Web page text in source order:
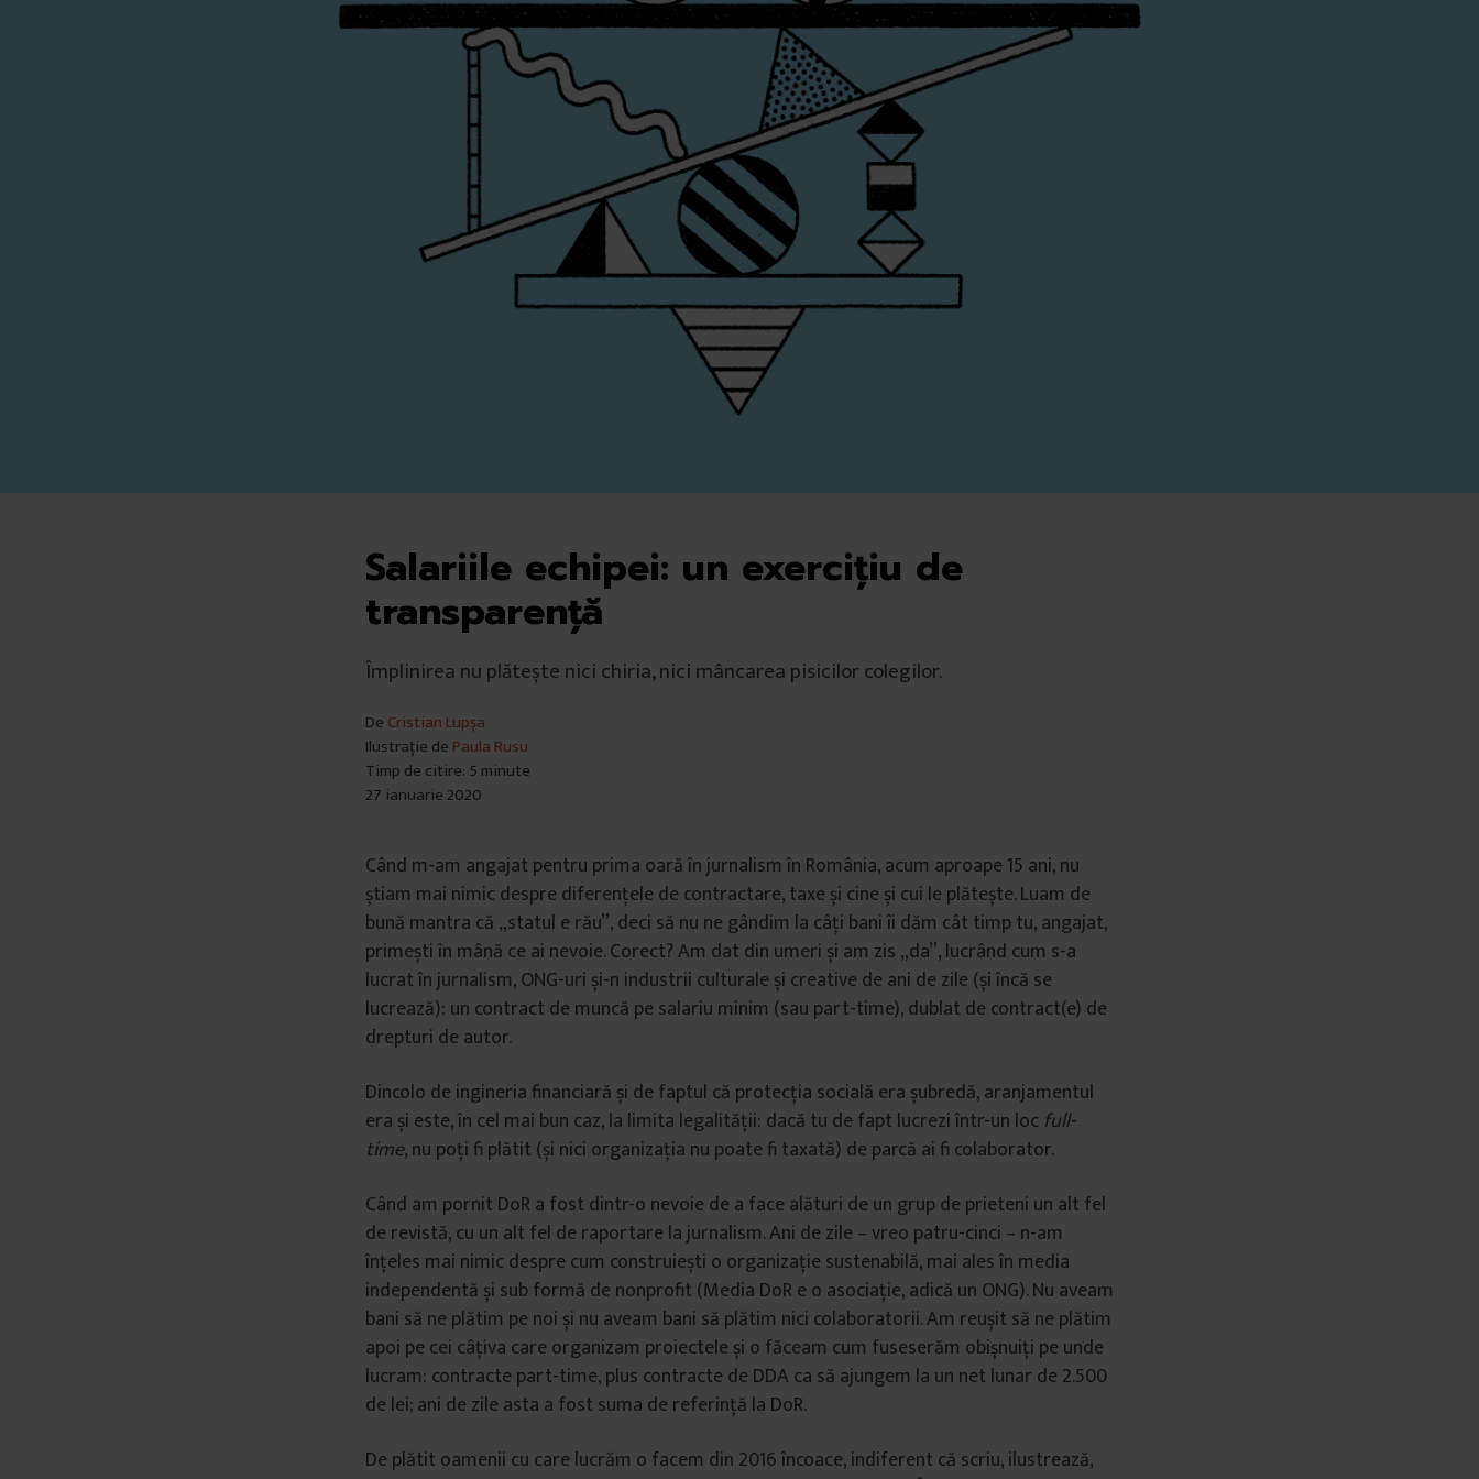
Salariile echipei: un exercițiu de
transparență
Împlinirea nu plătește nici chiria, nici mâncarea pisicilor colegilor.
De Cristian Lupșa
Ilustrație de Paula Rusu
Timp de citire: 5 minute
27 ianuarie 2020
Când m-am angajat pentru prima oară în jurnalism în România, acum aproape 15 ani, nu
știam mai nimic despre diferențele de contractare, taxe și cine și cui le plătește. Luam de
bună mantra că „statul e rău”, deci să nu ne gândim la câți bani îi dăm cât timp tu, angajat,
primești în mână ce ai nevoie. Corect? Am dat din umeri și am zis „da”, lucrând cum s-a
lucrat în jurnalism, ONG-uri și-n industrii culturale și creative de ani de zile (și încă se
lucrează): un contract de muncă pe salariu minim (sau part-time), dublat de contract(e) de
drepturi de autor.
Dincolo de ingineria financiară și de faptul că protecția socială era șubredă, aranjamentul
era și este, în cel mai bun caz, la limita legalității: dacă tu de fapt lucrezi într-un loc full-
time, nu poți fi plătit (și nici organizația nu poate fi taxată) de parcă ai fi colaborator.
Când am pornit DoR a fost dintr-o nevoie de a face alături de un grup de prieteni un alt fel
de revistă, cu un alt fel de raportare la jurnalism. Ani de zile – vreo patru-cinci – n-am
înțeles mai nimic despre cum construiești o organizație sustenabilă, mai ales în media
independentă și sub formă de nonprofit (Media DoR e o asociație, adică un ONG). Nu aveam
bani să ne plătim pe noi și nu aveam bani să plătim nici colaboratorii. Am reușit să ne plătim
apoi pe cei câțiva care organizam proiectele și o făceam cum fuseserăm obișnuiți pe unde
lucram: contracte part-time, plus contracte de DDA ca să ajungem la un net lunar de 2.500
de lei; ani de zile asta a fost suma de referință la DoR.
De plătit oamenii cu care lucrăm o facem din 2016 încoace, indiferent că scriu, ilustrează,